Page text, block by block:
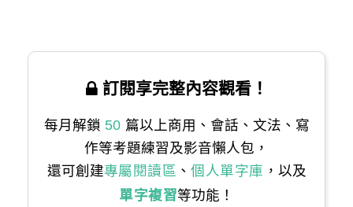
訂閱享完整內容觀看！
每月解鎖 50 篇以上商用、會話、文法、寫
作等考題練習及影音懶人包，
還可創建專屬閱讀區 、 個人單字庫 ，以及
單字複習等功能！